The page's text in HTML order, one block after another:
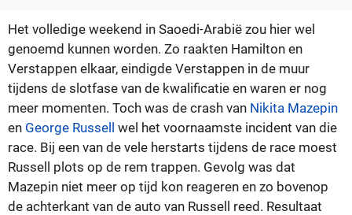
Het volledige weekend in Saoedi-Arabië zou hier wel
genoemd kunnen worden. Zo raakten Hamilton en
Verstappen elkaar, eindigde Verstappen in de muur
tijdens de slotfase van de kwalificatie en waren er nog
meer momenten. Toch was de crash van Nikita Mazepin
en George Russell wel het voornaamste incident van die
race. Bij een van de vele herstarts tijdens de race moest
Russell plots op de rem trappen. Gevolg was dat
Mazepin niet meer op tijd kon reageren en zo bovenop
de achterkant van de auto van Russell reed. Resultaat